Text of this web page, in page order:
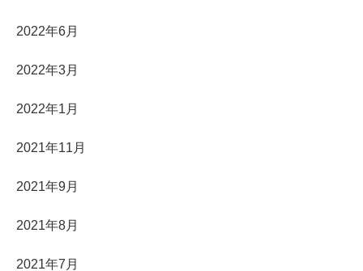
2022年6月
2022年3月
2022年1月
2021年11月
2021年9月
2021年8月
2021年7月